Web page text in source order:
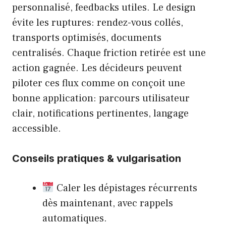
personnalisé, feedbacks utiles. Le design
évite les ruptures: rendez-vous collés,
transports optimisés, documents
centralisés. Chaque friction retirée est une
action gagnée. Les décideurs peuvent
piloter ces flux comme on conçoit une
bonne application: parcours utilisateur
clair, notifications pertinentes, langage
accessible.
Conseils pratiques & vulgarisation
Caler les dépistages récurrents
dès maintenant, avec rappels
automatiques.